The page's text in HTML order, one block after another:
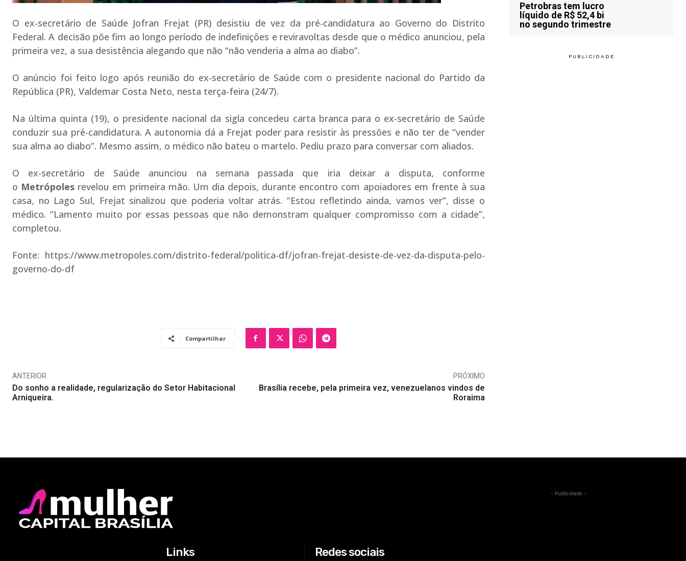
O ex-secretário de Saúde Jofran Frejat (PR) desistiu de vez da pré-candidatura ao Governo do Distrito
Federal. A decisão põe fim ao longo período de indefinições e reviravoltas desde que o médico anunciou, pela
primeira vez, a sua desistência alegando que não “não venderia a alma ao diabo”.
O anúncio foi feito logo após reunião do ex-secretário de Saúde com o presidente nacional do Partido da
República (PR), Valdemar Costa Neto, nesta terça-feira (24/7).
Na última quinta (19), o presidente nacional da sigla concedeu carta branca para o ex-secretário de Saúde
conduzir sua pré-candidatura. A autonomia dá a Frejat poder para resistir às pressões e não ter de “vender
sua alma ao diabo”. Mesmo assim, o médico não bateu o martelo. Pediu prazo para conversar com aliados.
O ex-secretário de Saúde anunciou na semana passada que iria deixar a disputa, conforme
o Metrópoles revelou em primeira mão. Um dia depois, durante encontro com apoiadores em frente à sua
casa, no Lago Sul, Frejat sinalizou que poderia voltar atrás. “Estou refletindo ainda, vamos ver”, disse o
médico. “Lamento muito por essas pessoas que não demonstram qualquer compromisso com a cidade”,
completou.
Fonte: https://www.metropoles.com/distrito-federal/politica-df/jofran-frejat-desiste-de-vez-da-disputa-pelo-
governo-do-df
Compartilhar
ANTERIOR
Do sonho a realidade, regularização do Setor Habitacional
Arniqueira.
PRÓXIMO
Brasília recebe, pela primeira vez, venezuelanos vindos de
Roraima
Petrobras tem lucro
líquido de R$ 52,4 bi
no segundo trimestre
Links Redes sociais
- Publicidade -